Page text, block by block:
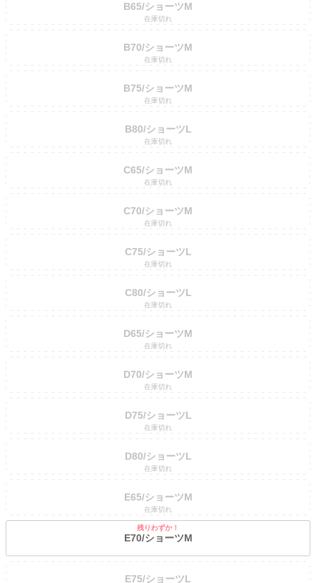
B65/ショーツM
在庫切れ
B70/ショーツM
在庫切れ
B75/ショーツM
在庫切れ
B80/ショーツL
在庫切れ
C65/ショーツM
在庫切れ
C70/ショーツM
在庫切れ
C75/ショーツL
在庫切れ
C80/ショーツL
在庫切れ
D65/ショーツM
在庫切れ
D70/ショーツM
在庫切れ
D75/ショーツL
在庫切れ
D80/ショーツL
在庫切れ
E65/ショーツM
在庫切れ
E70/ショーツM
残りわずか！
E75/ショーツL